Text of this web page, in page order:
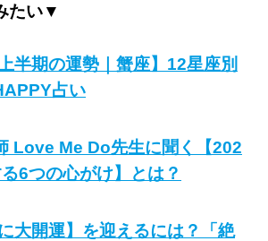
たい▼
期の運勢｜蟹座】12星座別
占い
Love Me Do先生に聞く【202
6つの心がけ】とは？
開運】を迎えるには？「絶